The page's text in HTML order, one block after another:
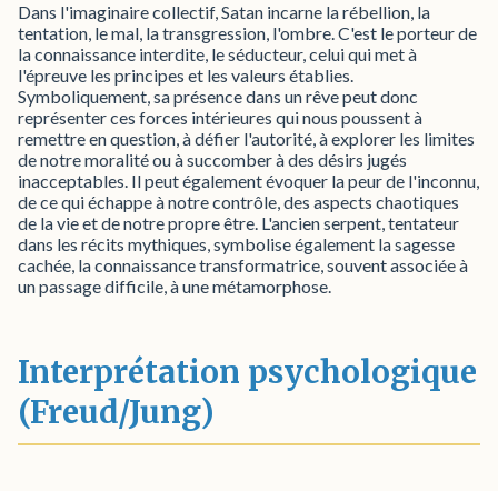
Dans l'imaginaire collectif, Satan incarne la rébellion, la
tentation, le mal, la transgression, l'ombre. C'est le porteur de
la connaissance interdite, le séducteur, celui qui met à
l'épreuve les principes et les valeurs établies.
Symboliquement, sa présence dans un rêve peut donc
représenter ces forces intérieures qui nous poussent à
remettre en question, à défier l'autorité, à explorer les limites
de notre moralité ou à succomber à des désirs jugés
inacceptables. Il peut également évoquer la peur de l'inconnu,
de ce qui échappe à notre contrôle, des aspects chaotiques
de la vie et de notre propre être. L'ancien serpent, tentateur
dans les récits mythiques, symbolise également la sagesse
cachée, la connaissance transformatrice, souvent associée à
un passage difficile, à une métamorphose.
Interprétation psychologique
(Freud/Jung)